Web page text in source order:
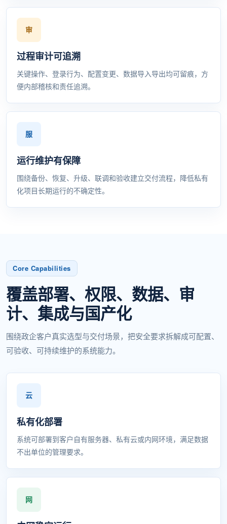
过程审计可追溯
关键操作、登录行为、配置变更、数据导入导出均可留痕，方
便内部稽核和责任追溯。
运行维护有保障
围绕备份、恢复、升级、联调和验收建立交付流程，降低私有
化项目长期运行的不确定性。
Core Capabilities
覆盖部署、权限、数据、审
计、集成与国产化
围绕政企客户真实选型与交付场景，把安全要求拆解成可配置、
可验收、可持续维护的系统能力。
私有化部署
系统可部署到客户自有服务器、私有云或内网环境，满足数据
不出单位的管理要求。